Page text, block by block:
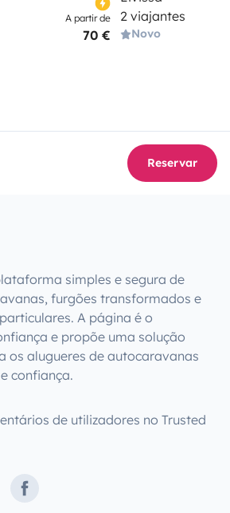
A partir de
70 €
2 viajantes
Novo
Reservar
simples e segura de
furgões transformados e
A página é o
e propõe uma solução
os alugueres de autocaravanas
confiança.
de utilizadores no Trusted
Facebook